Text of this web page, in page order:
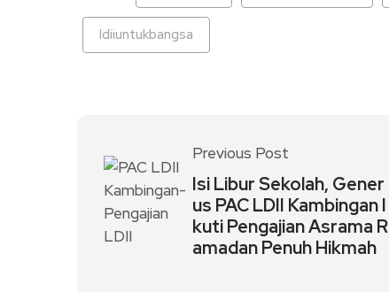
ldiiuntukbangsa
Previous Post
Isi Libur Sekolah, Gener
us PAC LDII Kambingan I
kuti Pengajian Asrama R
amadan Penuh Hikmah